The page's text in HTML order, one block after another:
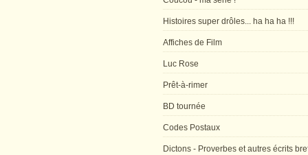
Histoires super drôles... ha ha ha !!!
Affiches de Film
Luc Rose
Prêt-à-rimer
BD tournée
Codes Postaux
Dictons - Proverbes et autres écrits